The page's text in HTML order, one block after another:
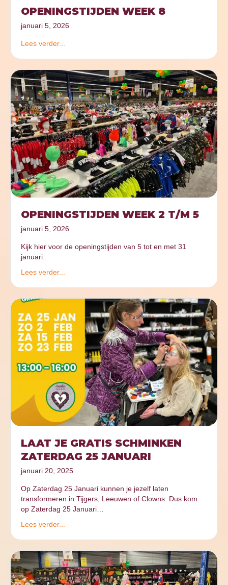
OPENINGSTIJDEN WEEK 8
januari 5, 2026
Lees verder...
OPENINGSTIJDEN WEEK 2 T/M 5
januari 5, 2026
Kijk hier voor de openingstijden van 5 tot en met 31
januari.
Lees verder...
LAAT JE GRATIS SCHMINKEN
ZATERDAG 25 JANUARI
januari 20, 2025
Op Zaterdag 25 Januari kunnen je jezelf laten
transformeren in Tijgers, Leeuwen of Clowns. Dus kom
op Zaterdag 25 Januari…
Lees verder...